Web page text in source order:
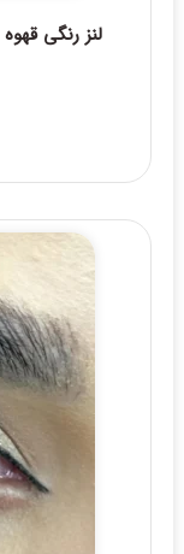
لنز رنگی